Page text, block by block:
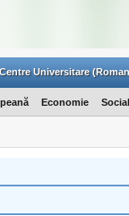
Centre Universitare
Economie Social